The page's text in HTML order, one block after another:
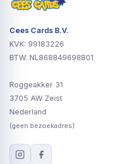
Cees Cards B.V.
KVK: 99183226
BTW: NL868849698B01
Roggeakker 31
3705 AW Zeist
Nederland
(geen bezoekadres)